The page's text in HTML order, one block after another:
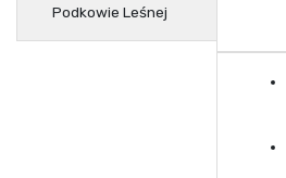
Podkowie Leśnej